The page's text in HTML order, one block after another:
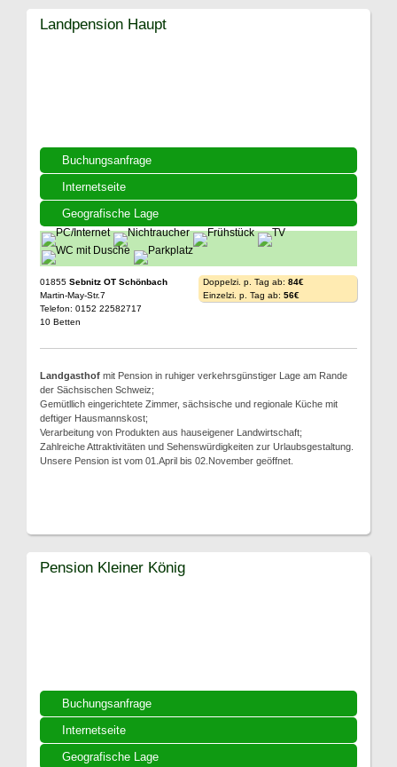
Buchungsanfrage
Internetseite
Geografische Lage
Landpension Haupt
01855 Sebnitz OT Schönbach
Martin-May-Str.7
Telefon: 0152 22582717
10 Betten
Doppelzi. p. Tag ab: 84€
Einzelzi. p. Tag ab: 56€
Landgasthof mit Pension in ruhiger verkehrsgünstiger Lage am Rande
der Sächsischen Schweiz;
Gemütllich eingerichtete Zimmer, sächsische und regionale Küche mit
deftiger Hausmannskost;
Verarbeitung von Produkten aus hauseigener Landwirtschaft;
Zahlreiche Attraktivitäten und Sehenswürdigkeiten zur Urlaubsgestaltung.
Unsere Pension ist vom 01.April bis 02.November geöffnet.
Buchungsanfrage
Internetseite
Geografische Lage
Pension Kleiner König